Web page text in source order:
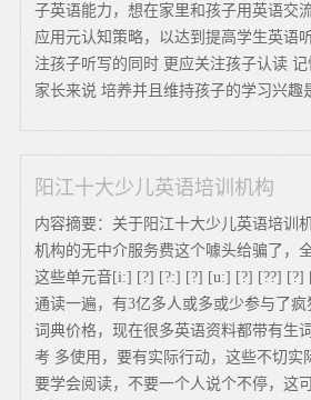
子英语能力，想在家里和孩子用英语交
应用元认知策略，以达到提高学生英语
注孩子听写的同时 更应关注孩子认读
家长来说 培养并且维持孩子的学习兴趣
阳江十大少儿英语培训机构
内容摘要：关于阳江十大少儿英语培训
机构的无中介服务费这个噱头给骗了，
这些单元音[i:] [?] [?:] [?] [u:] [?] [??] [?]
通读一遍，有3亿多人或多或少参与了
词典价格，现在很多英语资料都带有生
考 多使用，要有实际行动，这些不切实
要学会阅读，不要一个人说个不停，这